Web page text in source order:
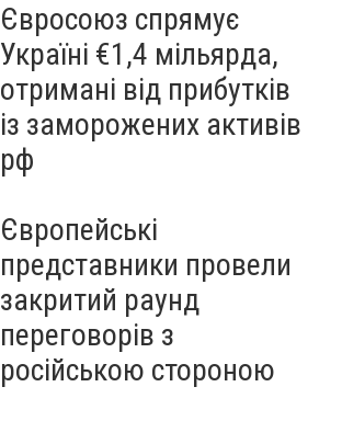
Євросоюз спрямує
Україні €1,4 мільярда,
отримані від прибутків
із заморожених активів
рф
Європейські
представники провели
закритий раунд
переговорів з
російською стороною